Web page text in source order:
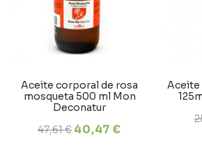
Aceite corporal de rosa
mosqueta 500 ml Mon
Deconatur
47,61 € 40,47 €